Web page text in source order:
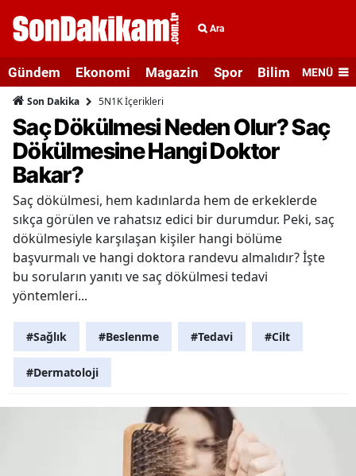
Ara
Gündem Ekonomi Magazin Spor Bilim veMENÜ
Son Dakika 5N1K İçerikleri
Saç Dökülmesi Neden Olur? Saç
Dökülmesine Hangi Doktor
Bakar?
Saç dökülmesi, hem kadınlarda hem de erkeklerde
sıkça görülen ve rahatsız edici bir durumdur. Peki, saç
dökülmesiyle karşılaşan kişiler hangi bölüme
başvurmalı ve hangi doktora randevu almalıdır? İşte
bu soruların yanıtı ve saç dökülmesi tedavi
yöntemleri...
#Sağlık #Beslenme #Tedavi #Cilt
#Dermatoloji